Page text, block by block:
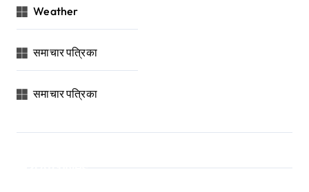
Weather
समाचार पत्रिका
समाचार पत्रिका